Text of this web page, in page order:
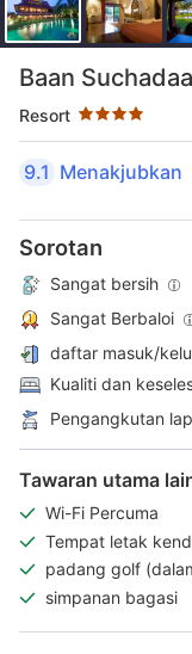
Baan
Resort
Taraf bintang 4
9.1 Menakjubkan
Sorotan
Sangat bersih
Sangat Berbaloi
daftar masuk/
Kualiti dan
Pengangkutan
Tawaran utama
Wi-Fi Percuma
Tempat letak
percuma
padang golf
km)
simpanan bagasi